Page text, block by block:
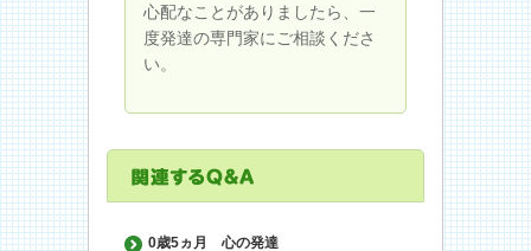
心配なことがありましたら、一
度発達の専門家にご相談くださ
い。
0歳5ヵ月 心の発達